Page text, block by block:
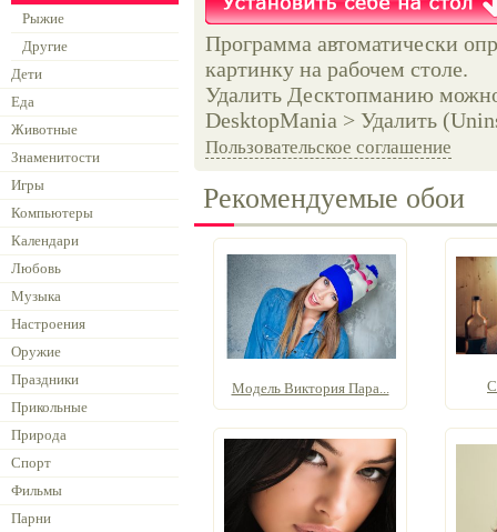
Рыжие
Другие
Дети
Еда
Животные
Знаменитости
Игры
Компьютеры
Календари
Любовь
Музыка
Настроения
Оружие
Праздники
Прикольные
Природа
Спорт
Фильмы
Парни
Программа автоматически
картинку на рабочем столе.
Удалить Десктопманию
DesktopMania > Удалить
Пользовательское соглашение
Рекомендуемые обои
Модель Виктория Пара...